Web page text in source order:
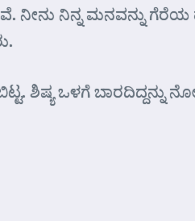
ನೀನು ನಿನ್ನ ಮನವನ್ನು
ಶಿಷ್ಯ ಒಳಗೆ ಬಾರದಿದ್ದನ್ನು